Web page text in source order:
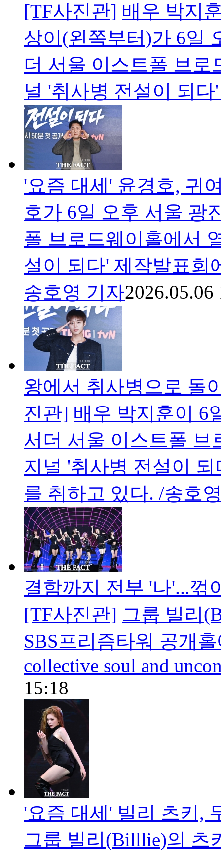
[TF사진관] 배우 박지
상이(왼쪽부터)가 6일
더 서울 이스트폴 브
널 '취사병 전설이 되
'요즘 대세' 윤경호, 귀
호가 6일 오후 서울 광
폴 브로드웨이홀에서
설이 되다' 제작발표회
송호영 기자2026.05.06
왕에서 취사병으로 돌
진관] 배우 박지훈이 6
서더 서울 이스트폴 브
지널 '취사병 전설이
를 취하고 있다. /송호
결함까지 전부 '나'...꺾
[TF사진관] 그룹 빌리
SBS프리즘타워 공개
collective soul and
15:18
'요즘 대세' 빌리 츠키,
그룹 빌리(Billlie)의 츠